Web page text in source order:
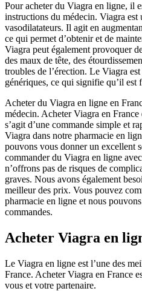
Pour acheter du Viagra en ligne, il
instructions du médecin. Viagra est
vasodilatateurs. Il agit en
ce qui permet d’obtenir et de
Viagra peut également provoquer
des maux de tête, des
troubles de l’érection. Le Viagra
génériques, ce qui signifie qu’il
Acheter du Viagra en ligne en
médecin. Acheter Viagra en
s’agit d’une commande simple et
Viagra dans notre pharmacie en
pouvons vous donner un excellent
commander du Viagra en ligne
n’offrons pas de risques de
graves. Nous avons également
meilleur des prix. Vous pouvez
pharmacie en ligne et nous
commandes.
Acheter Viagra en
Le Viagra en ligne est l’une des
France. Acheter Viagra en France
vous et votre partenaire.